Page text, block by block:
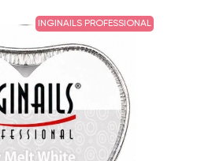
INGINAILS PROFESSIONAL